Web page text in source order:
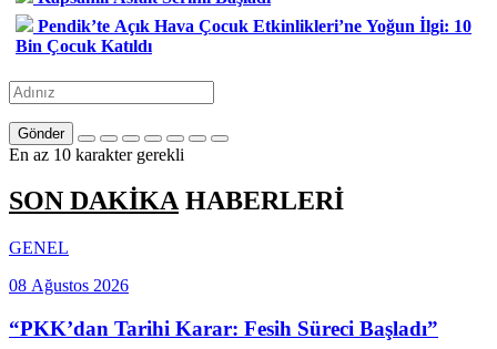
Pendik’te Açık Hava Çocuk Etkinlikleri’ne Yoğun İlgi: 10
Bin Çocuk Katıldı
Gönder
En az 10 karakter gerekli
SON DAKİKAHABERLERİ
GENEL
08 Ağustos 2026
“PKK’dan Tarihi Karar: Fesih Süreci Başladı”